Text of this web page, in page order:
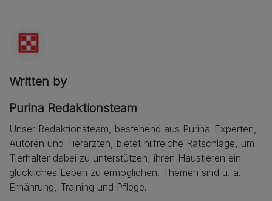
Written by
Purina Redaktionsteam
Unser Redaktionsteam, bestehend aus Purina-Experten,
Autoren und Tierärzten, bietet hilfreiche Ratschläge, um
Tierhalter dabei zu unterstützen, ihren Haustieren ein
glückliches Leben zu ermöglichen. Themen sind u. a.
Ernährung, Training und Pflege.